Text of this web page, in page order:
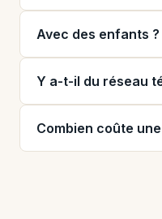
Avec des enfants ?
Y a-t-il du réseau
Combien coûte